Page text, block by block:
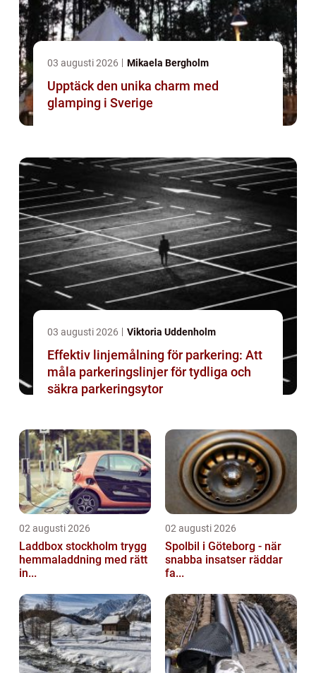
03 augusti 2026 Mikaela Bergholm
Upptäck den unika charm med
glamping i Sverige
03 augusti 2026 Viktoria Uddenholm
Effektiv linjemålning för parkering: Att
måla parkeringslinjer för tydliga och
säkra parkeringsytor
02 augusti 2026
Laddbox stockholm trygg
hemmaladdning med rätt
in...
02 augusti 2026
Spolbil i Göteborg - när
snabba insatser räddar
fa...